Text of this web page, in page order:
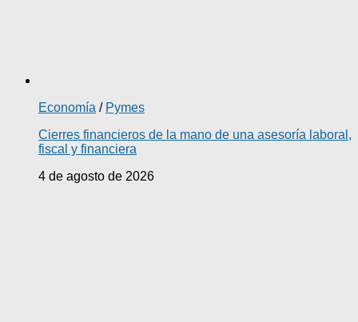
Economía / Pymes
Cierres financieros de la mano de una asesoría laboral,
fiscal y financiera
4 de agosto de 2026